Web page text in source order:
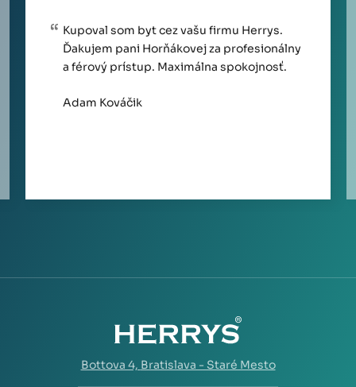
Kupoval som byt cez vašu firmu Herrys.
Ďakujem pani Horňákovej za profesionálny
a férový prístup. Maximálna spokojnosť.
Adam Kováčik
Bottova 4, Bratislava - Staré Mesto